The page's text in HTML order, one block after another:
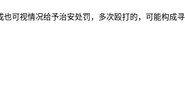
可视情况给予治安处罚，多次殴打的，可能构成